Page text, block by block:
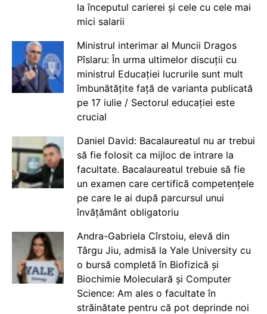
la începutul carierei și cele cu cele mai
mici salarii
Ministrul interimar al Muncii Dragos
Pîslaru: În urma ultimelor discuții cu
ministrul Educației lucrurile sunt mult
îmbunătățite față de varianta publicată
pe 17 iulie / Sectorul educației este
crucial
Daniel David: Bacalaureatul nu ar trebui
să fie folosit ca mijloc de intrare la
facultate. Bacalaureatul trebuie să fie
un examen care certifică competențele
pe care le ai după parcursul unui
învățământ obligatoriu
Andra-Gabriela Cîrstoiu, elevă din
Târgu Jiu, admisă la Yale University cu
o bursă completă în Biofizică și
Biochimie Moleculară și Computer
Science: Am ales o facultate în
străinătate pentru că pot deprinde noi